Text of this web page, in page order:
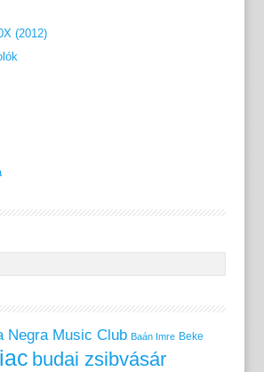
(2012)
Negra Music Club Baán Imre Beke
budai zsibvásár